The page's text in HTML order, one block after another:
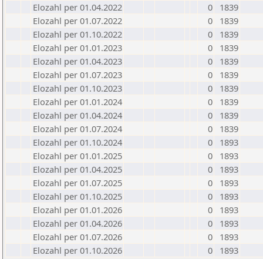
Elozahl per 01.04.2022
0
1839
Elozahl per 01.07.2022
0
1839
Elozahl per 01.10.2022
0
1839
Elozahl per 01.01.2023
0
1839
Elozahl per 01.04.2023
0
1839
Elozahl per 01.07.2023
0
1839
Elozahl per 01.10.2023
0
1839
Elozahl per 01.01.2024
0
1839
Elozahl per 01.04.2024
0
1839
Elozahl per 01.07.2024
0
1839
Elozahl per 01.10.2024
0
1893
Elozahl per 01.01.2025
0
1893
Elozahl per 01.04.2025
0
1893
Elozahl per 01.07.2025
0
1893
Elozahl per 01.10.2025
0
1893
Elozahl per 01.01.2026
0
1893
Elozahl per 01.04.2026
0
1893
Elozahl per 01.07.2026
0
1893
Elozahl per 01.10.2026
0 1893